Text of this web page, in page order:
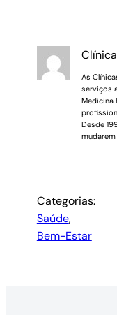
As
serviços
Medicina
Desde
Categorias:
Saúde,
Bem-Estar